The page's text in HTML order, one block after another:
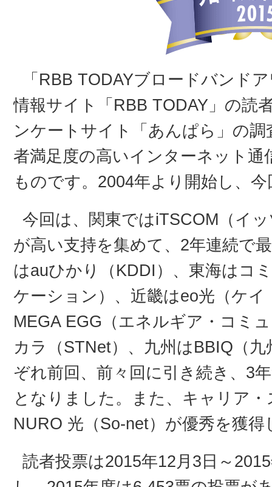
「RBB TODAYブロードバンド
情報サイト「RBB TODAY」の読
ンケートサイト「あんぱら」の
者満足度の高いインターネット
ものです。2004年より開始し、
今回は、関東ではiTSCOM（イ
が高い支持を集めて、2年連続で
はauひかり（KDDI）、東海はコ
ケーション）、近畿はeo光（ケ
MEGA EGG（エネルギア・コミ
カラ（STNet）、九州はBBIQ（
ぞれ前回、前々回に引き続き、3
となりました。また、キャリア
NURO 光（So-net）が優秀を獲得
読者投票は2015年12月3日～